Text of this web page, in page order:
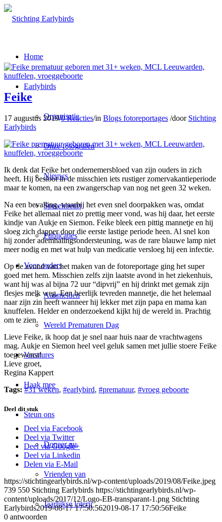
Home
Earlybirds
Organisatie
Onze fotografen
Nieuws
Spreekbeurt
Publicaties
Voor ouders
Aanmelden
Wereld Prematuren Dag
Vacatures
Haak mee
Steun ons
Doneer nu
Vrienden van
Jaarlijkse loterij
Feike
17 augustus 2019/0 Reacties/in Blogs fotoreportages /door Stichting
Earlybirds
Ik denk dat Feike het ondernemersbloed van zijn ouders in zich
heeft. Hij besloot in de misschien iets rustiger zomervakantieperiode
maar te komen, na een zwangerschap van nog net geen 32 weken.
Na een bevalling, waarbij het even snel doorpakken was, omdat
Feike het allemaal niet zo prettig meer vond, was hij daar, het eerste
kindje van Aukje en Siemon. Feike bleek een pittig mannetje en hij
sloeg zich dapper door die eerste lastige periode heen. Al snel kon
hij zonder ademhalingsondersteuning, was de rare blauwe lamp niet
meer nodig en met wat hulp van medicatie versloeg hij een infectie.
Op de avond van het maken van de fotoreportage ging het super
goed met hem. Misschien zelfs zijn laatste avond in het ziekenhuis,
want hij was al bijna 72 uur “dipvrij” en hij drinkt met gemak zijn
flesjes melk weg. Een heerlijk tevreden mannetje, die het helemaal
naar zijn zin heeft wanneer hij lekker met zijn papa en mama kan
knuffelen. Helder en onderzoekend kijkt hij de wereld in. Prachtig
om te zien.
Lieve Feike, ik hoop dat je snel naar huis naar de vrachtwagens
mag. Aukje en Siemon heel veel geluk samen met jullie stoere Feike
toegewenst!
Lieve groet,
Regina Kappert
Tags: #31 weken, #earlybird, #prematuur, #vroeg geboorte
Deel dit stuk
Deel via Facebook
Deel via Twitter
Deel via Google+
Deel via Linkedin
Delen via E-Mail
https://stichtingearlybirds.nl/wp-content/uploads/2019/08/Feike.jpeg
739 550 Stichting Earlybirds https://stichtingearlybirds.nl/wp-
content/uploads/2017/12/Logo-EB-transparant-1.png Stichting
Earlybirds2019-08-17 17:50:562019-08-17 17:50:56Feike
0 antwoorden